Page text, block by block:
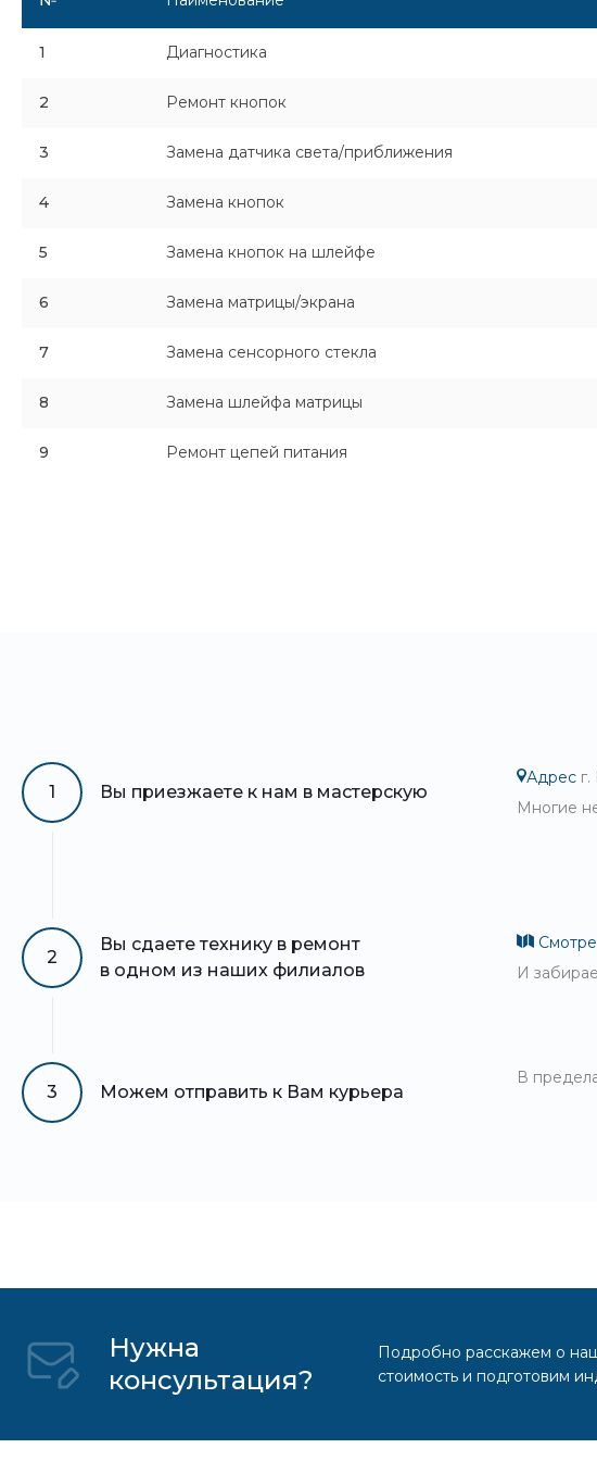
1 Диагностика
2 Ремонт кнопок
3 Замена датчика света/приближения
4 Замена кнопок
5 Замена кнопок на шлейфе
6 Замена матрицы/экрана
7 Замена сенсорного стекла
8 Замена шлейфа матрицы
9 Ремонт цепей питания
1 Вы приезжаете к нам в мастерскую
Адрес
Многие
2
Вы сдаете технику в ремонт
в одном из наших филиалов
И
3 Можем отправить к Вам курьера
В
Нужна
консультация?
Подробно расскажем о
стоимость и подготовим